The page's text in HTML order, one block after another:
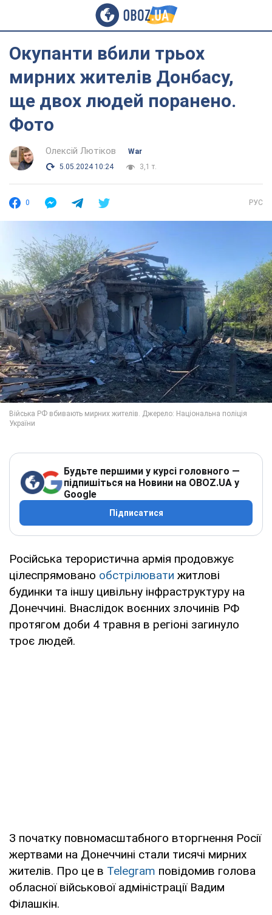
Окупанти вбили трьох
мирних жителів Донбасу,
ще двох людей поранено.
Фото
Олексій Лютіков
War
5.05.2024 10:24
3,1 т.
0 РУС
Будьте першими у курсі головного —
підпишіться на Новини на OBOZ.UA у
Google
Підписатися
Російська терористична армія продовжує
цілеспрямовано обстрілювати житлові
будинки та іншу цивільну інфраструктуру на
Донеччині. Внаслідок воєнних злочинів РФ
протягом доби 4 травня в регіоні загинуло
троє людей.
З початку повномасштабного вторгнення Росії
жертвами на Донеччині стали тисячі мирних
жителів. Про це в Telegram повідомив голова
обласної військової адміністрації Вадим
Філашкін.